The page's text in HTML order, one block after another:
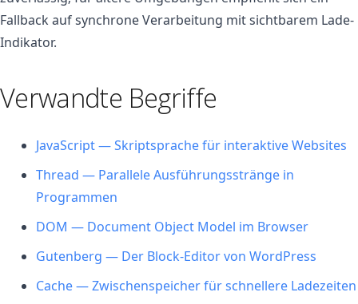
Fallback auf synchrone Verarbeitung mit sichtbarem Lade-
Indikator.
Verwandte Begriffe
JavaScript — Skriptsprache für interaktive Websites
Thread — Parallele Ausführungsstränge in
Programmen
DOM — Document Object Model im Browser
Gutenberg — Der Block-Editor von WordPress
Cache — Zwischenspeicher für schnellere Ladezeiten